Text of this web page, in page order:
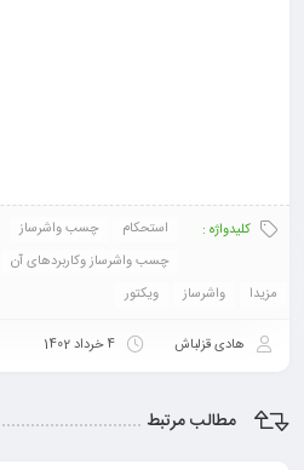
کلیدواژه : استحکام
چسب واشرساز
چسب واشرساز وکاربردهای آن
مزیدا
واشرساز ویکتور
هادی قزلباش 4 خرداد 1402
مطالب مرتبط